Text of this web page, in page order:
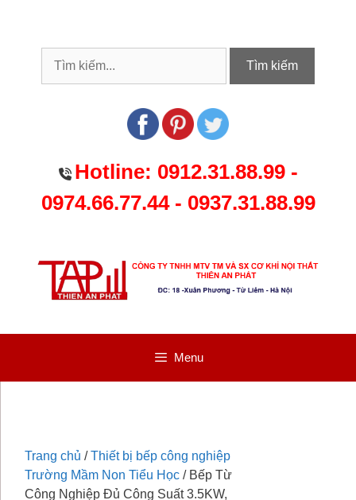
Tìm kiếm
Hotline: 0912.31.88.99-
0974.66.77.44- 0937.31.88.99
Menu
Trang chủ /Thiết bị bếp công nghiệp
Trường Mầm Non Tiểu Học / Bếp Từ
Công Nghiệp Đủ Công Suất 3.5KW,